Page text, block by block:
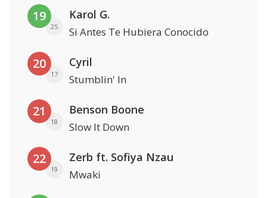
19
25
Karol G.
Si Antes Te Hubiera Conocido
20
17
Cyril
Stumblin' In
21
18
Benson Boone
Slow It Down
22
19
Zerb ft. Sofiya Nzau
Mwaki